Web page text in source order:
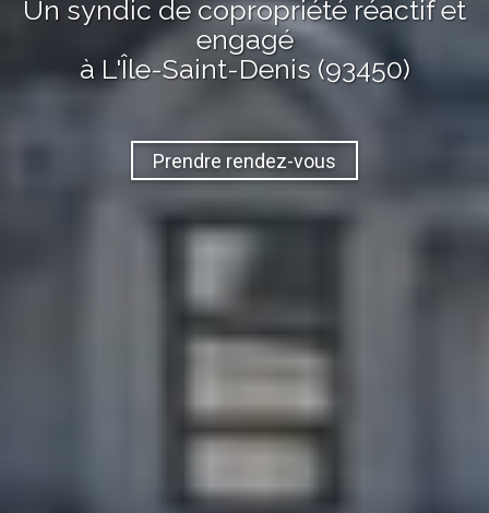
Un syndic de copropriété réactif et
engagé
à L'Île-Saint-Denis (93450)
Prendre rendez-vous